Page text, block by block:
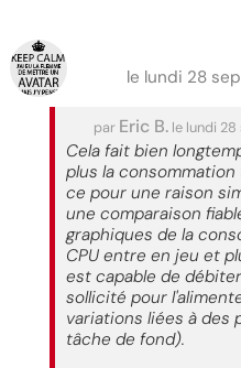
le lundi 28
par Eric B. le lundi
Cela fait bien
plus la
ce pour une raison
une comparaison
graphiques de la
CPU entre en jeu et
est capable de
sollicité pour
variations liées à des
tâche de fond).